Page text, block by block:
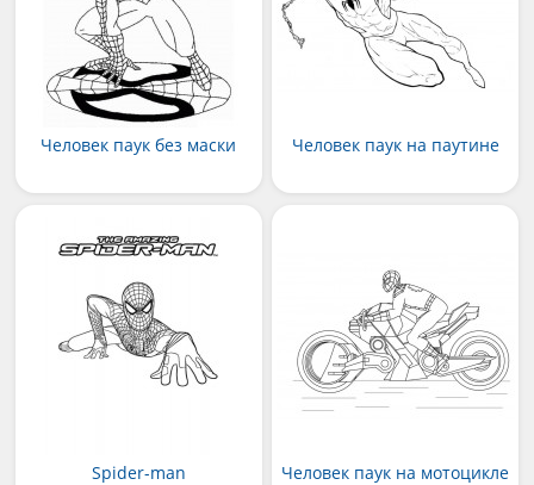
Человек паук без маски Человек паук на паутине
Spider-man Человек паук на мотоцикле